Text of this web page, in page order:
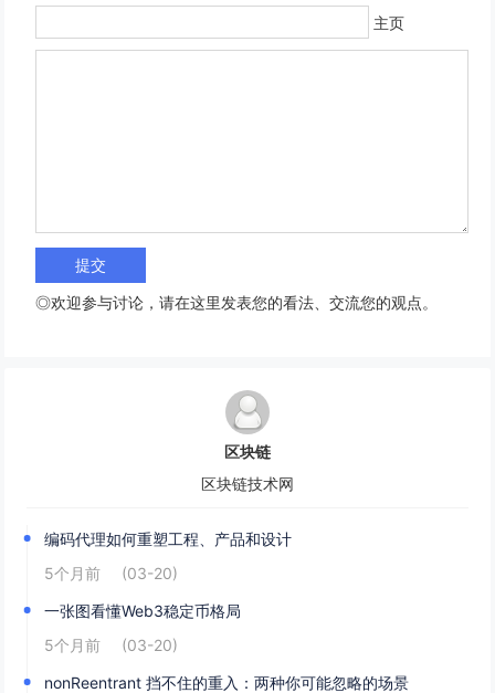
主页
◎欢迎参与讨论，请在这里发表您的看法、交流您的观点。
区块链
区块链技术网
编码代理如何重塑工程、产品和设计
5个月前
(03-20)
一张图看懂Web3稳定币格局
5个月前
(03-20)
nonReentrant 挡不住的重入：两种你可能忽略的场景